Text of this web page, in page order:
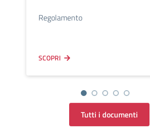
Regolamento
SCOPRI
Tutti i documenti